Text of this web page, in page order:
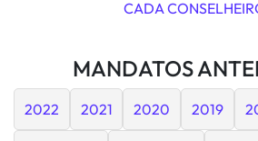
CADA
MANDATOS
2022 2021 2020 2019